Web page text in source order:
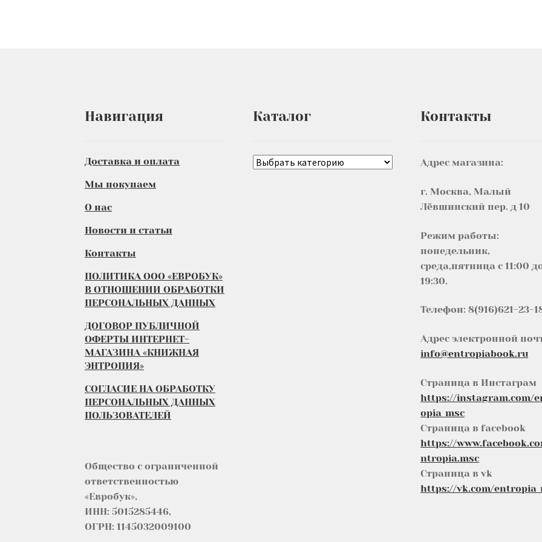
Навигация
Доставка и оплата
Мы покупаем
О нас
Новости и статьи
Контакты
ПОЛИТИКА ООО «ЕВРОБУК»
В ОТНОШЕНИИ ОБРАБОТКИ
ПЕРСОНАЛЬНЫХ ДАННЫХ
ДОГОВОР ПУБЛИЧНОЙ
ОФЕРТЫ ИНТЕРНЕТ-
МАГАЗИНА «КНИЖНАЯ
ЭНТРОПИЯ»
СОГЛАСИЕ НА ОБРАБОТКУ
ПЕРСОНАЛЬНЫХ ДАННЫХ
ПОЛЬЗОВАТЕЛЕЙ
Общество с ограниченной
ответственностью
«Евробук»,
ИНН: 5015285446,
ОГРН: 1145032009100
Каталог Контакты
Адрес магазина:
г. Москва, Малый
Лёвшинский пер. д 10
Режим работы:
понедельник,
среда,пятница с 11:00
19:30.
Телефон: 8(916)621-23-
Адрес электронной
info@entropiabook.ru
Страница в Инстаграм
https://instagram.com/
opia_msc
Страница в facebook
https://
ntropia.msc
Страница в vk
https://vk.com/